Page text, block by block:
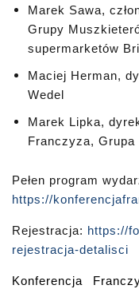
Marek Sawa,
Grupy
supermarketów
Maciej Herman,
Wedel
Marek Lipka,
Franczyza, Grupa
Pełen program
https://
Rejestracja: https://
rejestracja-detalisci
Konferencja